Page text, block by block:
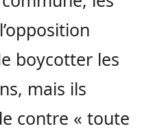
boycotter les
mais ils
contre « toute